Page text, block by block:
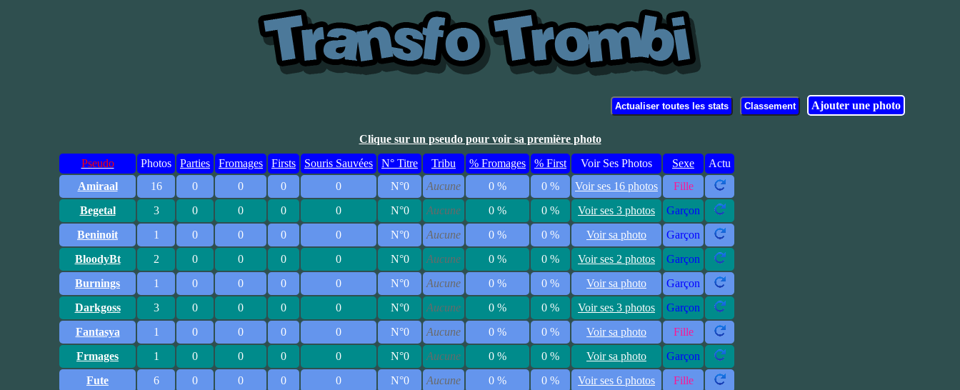
Ajouter une photo
Clique sur un pseudo pour voir sa première photo
Pseudo
Photos Parties Fromages Firsts Souris Sauvées N° Titre Tribu % Fromages % First Voir Ses Photos Sexe
Actu
Amiraal
16 0 0 0 0 N°0 Aucune 0 % 0 % Voir ses 16 photos
Fille
Begetal
3 0 0 0 0 N°0 Aucune 0 % 0 % Voir ses 3 photos
Garçon
Beninoit
1 0 0 0 0 N°0 Aucune 0 % 0 % Voir sa photo
Garçon
BloodyBt
2 0 0 0 0 N°0 Aucune 0 % 0 % Voir ses 2 photos
Garçon
Burnings
1 0 0 0 0 N°0 Aucune 0 % 0 % Voir sa photo
Garçon
Darkgoss
3 0 0 0 0 N°0 Aucune 0 % 0 % Voir ses 3 photos
Garçon
Fantasya
1 0 0 0 0 N°0 Aucune 0 % 0 % Voir sa photo
Fille
Frmages
1 0 0 0 0 N°0 Aucune 0 % 0 % Voir sa photo
Garçon
Fute
6 0 0 0 0 N°0 Aucune 0 % 0 % Voir ses 6 photos
Fille